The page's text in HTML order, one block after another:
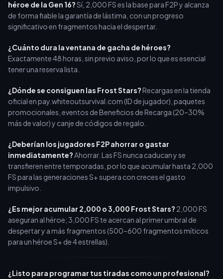
héroe de la Gen 16?Sí, 2,000 FS es la base para F2P y alcanza
de forma fiable la garantía de lástima, con un progreso
significativo en fragmentos hacia el despertar.
¿Cuánto dura la ventana de gacha de héroes?
Exactamente 48 horas, sin previo aviso, por lo que es esencial
tener una reserva lista.
¿Dónde se consiguen las Frost Stars?Recargas en la tienda
oficial en pay.whiteoutsurvival.com (ID de jugador), paquetes
promocionales, eventos de Beneficios de Recarga (20–30%
más de valor) y canje de códigos de regalo.
¿Deberían los jugadores F2P ahorrar o gastar
inmediatamente?Ahorrar. Las FS nunca caducan y se
transfieren entre temporadas, por lo que acumular hasta 2,000
FS para las generaciones S+ supera con creces el gasto
impulsivo.
¿Es mejor acumular 2,000 o 3,000 Frost Stars? 2,000 FS
aseguran al héroe; 3,000 FS te acercan al primer umbral de
despertar y a más fragmentos (500–600 fragmentos míticos
para un héroe S+ de 4 estrellas).
¿Listo para programar tus tiradas como un profesional?